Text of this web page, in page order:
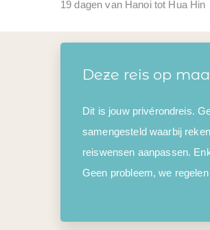
19 dagen van Hanoi tot Hua Hin
Deze reis op
Dit is jouw privérondreis.
samengesteld waarbij
reiswensen aanpassen.
Geen probleem, we